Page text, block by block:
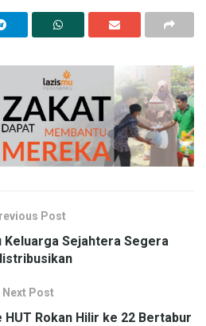
Post
Keluarga Sejahtera Segera
Next Post
HUT Rokan Hilir ke 22 Bertabur